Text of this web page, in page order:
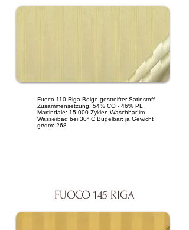
Fuoco 110 Riga Beige gestreifter Satinstoff
Zusammensetzung: 54% CO - 46% PL
Martindale: 15.000 Zyklen Waschbar im
Wasserbad bei 30° C Bügelbar: ja Gewicht
gr/qm: 268
FUOCO 145 RIGA